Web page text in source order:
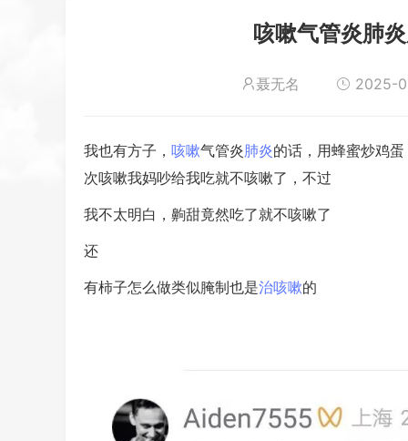
咳嗽气管炎肺
聂无名 2025-
我也有方子， 咳嗽气管炎肺炎的话，用蜂蜜炒鸡
次咳嗽我妈吵给我吃就不咳嗽了，不过
我不太明白，齁甜竟然吃了就不咳嗽了
还
有柿子怎么做类似腌制也是治咳嗽的